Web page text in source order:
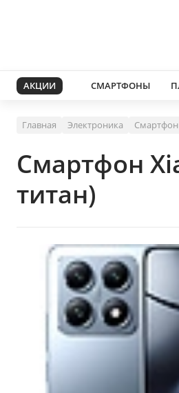
АКЦИИ СМАРТФОНЫ
Главная Электроника
Смартфон
титан)